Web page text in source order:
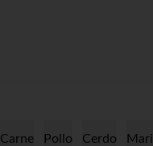
Carne Pollo Cerdo